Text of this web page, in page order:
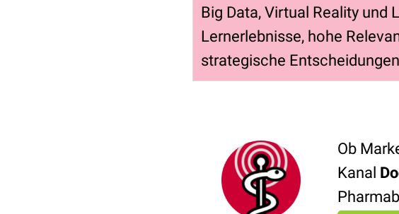
Big Data, Virtual Reality und
Lernerlebnisse, hohe
strategische
Ob
Kanal